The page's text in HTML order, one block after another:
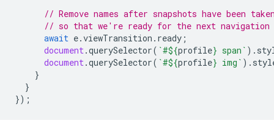
// Remove names after snapshots have been
// so that we're ready for the next navigation
await e.viewTransition . ready ;
document .querySelector( `#${profile} span` ).
document .querySelector( `#${profile} img` ).
}
}
});